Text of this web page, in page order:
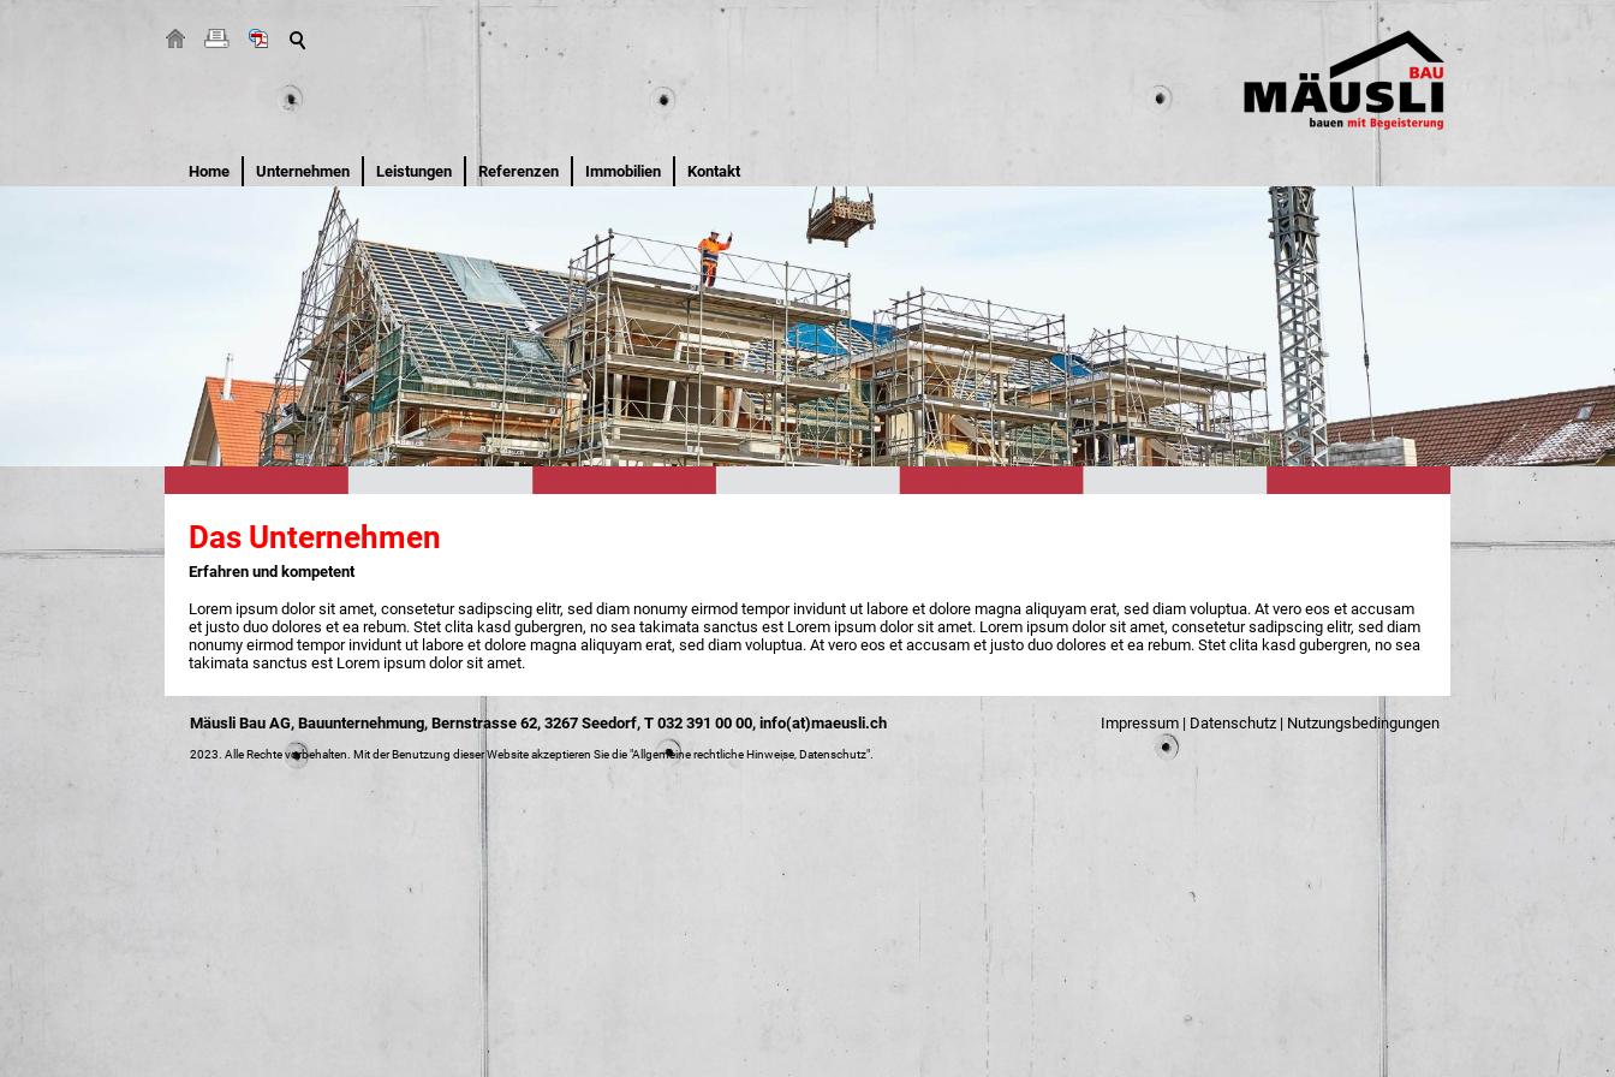
Home Unternehmen Leistungen Referenzen Immobilien Kontakt
Das Unternehmen
Erfahren und kompetent
Lorem ipsum dolor sit amet, consetetur sadipscing elitr, sed diam nonumy eirmod tempor invidunt ut labore et dolore magna aliquyam erat, sed diam voluptua. At vero eos et accusam
et justo duo dolores et ea rebum. Stet clita kasd gubergren, no sea takimata sanctus est Lorem ipsum dolor sit amet. Lorem ipsum dolor sit amet, consetetur sadipscing elitr, sed diam
nonumy eirmod tempor invidunt ut labore et dolore magna aliquyam erat, sed diam voluptua. At vero eos et accusam et justo duo dolores et ea rebum. Stet clita kasd gubergren, no sea
takimata sanctus est Lorem ipsum dolor sit amet.
Mäusli Bau AG, Bauunternehmung, Bernstrasse 62, 3267 Seedorf, T 032 391 00 00, info(at)maeusli.ch Impressum| Datenschutz| Nutzungsbedingungen
2023. Alle Rechte vorbehalten. Mit der Benutzung dieser Website akzeptieren Sie die "Allgemeine rechtliche Hinweise, Datenschutz".